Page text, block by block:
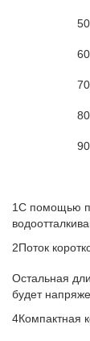
50
60
70
80
90
1С помощью
2Поток
Остальная
будет
4Компактная